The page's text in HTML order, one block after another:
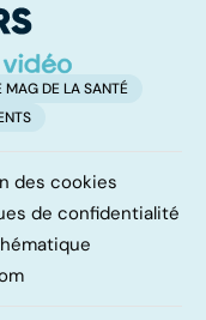
MAG DE LA SANTÉ
des cookies
de confidentialité